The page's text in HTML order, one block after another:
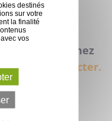
et recherchez
à nous contacter.
destinés
sur votre
la finalité
vos